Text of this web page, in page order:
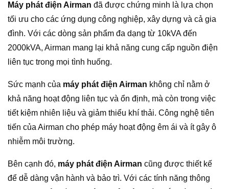
Máy phát điện Airman đã được chứng minh là lựa chọn
tối ưu cho các ứng dụng công nghiệp, xây dựng và cả gia
đình. Với các dòng sản phẩm đa dạng từ 10kVA đến
2000kVA, Airman mang lại khả năng cung cấp nguồn điện
liên tục trong mọi tình huống.
Sức mạnh của máy phát điện Airman không chỉ nằm ở
khả năng hoạt động liên tục và ổn định, mà còn trong việc
tiết kiệm nhiên liệu và giảm thiểu khí thải. Công nghệ tiên
tiến của Airman cho phép máy hoạt động êm ái và ít gây ô
nhiễm môi trường.
Bên cạnh đó, máy phát điện Airman cũng được thiết kế
để dễ dàng vận hành và bảo trì. Với các tính năng thông